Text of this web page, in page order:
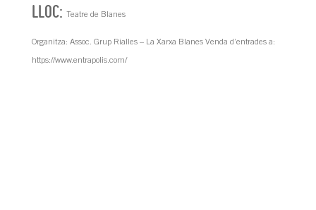
LLOC: Teatre de Blanes
Organitza: Assoc. Grup Rialles – La Xarxa Blanes Venda d’entrades a:
https://www.entrapolis.com/